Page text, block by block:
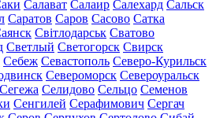
Салават Салаир Салехард Сальск
Саратов Саров Сасово Сатка
Світлодарськ Сватово
Светлый Светогорск Свирск
Себеж Севастополь Северо-Курильск
Североморск Североуральск
Сегежа Селидово Сельцо Семенов
Сенгилей Серафимович Сергач